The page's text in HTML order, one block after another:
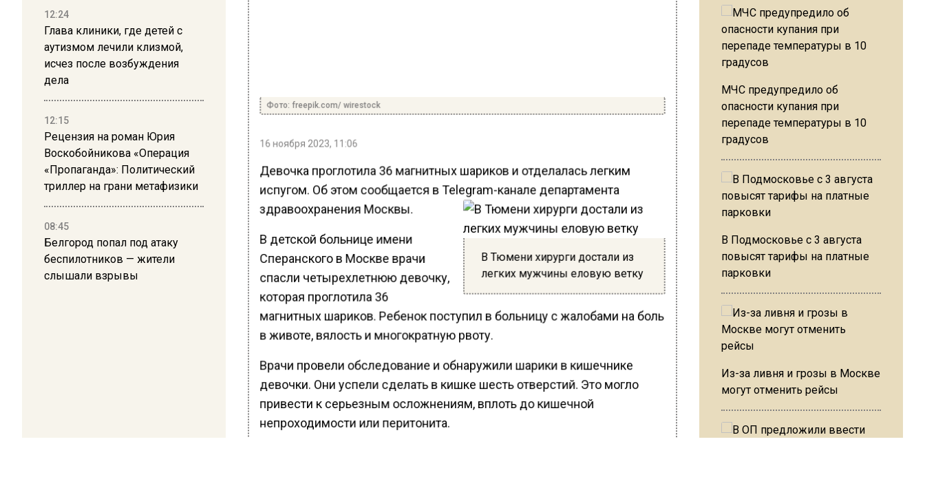
12:24
Глава клиники, где детей с
аутизмом лечили клизмой,
исчез после возбуждения
дела
12:15
Рецензия на роман Юрия
Воскобойникова «Операция
«Пропаганда»: Политический
триллер на грани метафизики
08:45
Белгород попал под атаку
беспилотников — жители
слышали взрывы
Фото: freepik.com/ wirestock
16 ноября 2023, 11:06
Девочка проглотила 36 магнитных шариков и отделалась легким
испугом. Об этом сообщается в Telegram-канале департамента
здравоохранения Москвы.
В Тюмени хирурги достали из
легких мужчины еловую ветку
В детской больнице имени
Сперанского в Москве врачи
спасли четырехлетнюю девочку,
которая проглотила 36
магнитных шариков. Ребенок поступил в больницу с жалобами на боль
в животе, вялость и многократную рвоту.
Врачи провели обследование и обнаружили шарики в кишечнике
девочки. Они успели сделать в кишке шесть отверстий. Это могло
привести к серьезным осложнениям, вплоть до кишечной
непроходимости или перитонита.
МЧС предупредило об
опасности купания при
перепаде температуры в 10
градусов
В Подмосковье с 3 августа
повысят тарифы на платные
парковки
Из-за ливня и грозы в Москве
могут отменить рейсы